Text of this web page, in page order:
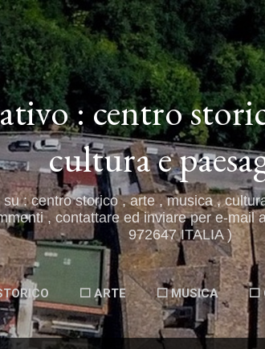
Passa ai contenuti
: centro
cultura e
: centro storico , arte , musica ,
, contattare ed inviare per e-mail
972647 ITALIA )
⬜ ARTE ⬜ MUSICA ⬜